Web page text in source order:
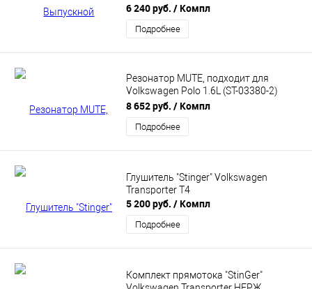
6 240 руб. / Компл
Подробнее
Резонатор MUTE, подходит для
Volkswagen Polo 1.6L (ST-03380-2)
Stinger Sport
8 652 руб. / Компл
Подробнее
Глушитель "Stinger" Volkswagen
Transporter T4
5 200 руб. / Компл
Подробнее
Комплект прямотока "StinGer"